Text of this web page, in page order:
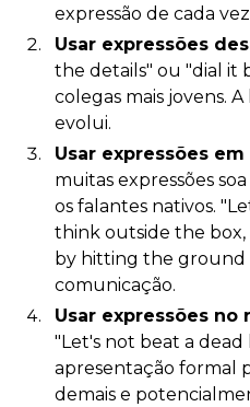
expressão de cada
Usar expressões
the details" ou "dial it
colegas mais jovens.
evolui.
Usar expressões em
muitas expressões
os falantes nativos.
think outside the
by hitting the ground
comunicação.
Usar expressões no
"Let's not beat a dead
apresentação formal
demais e